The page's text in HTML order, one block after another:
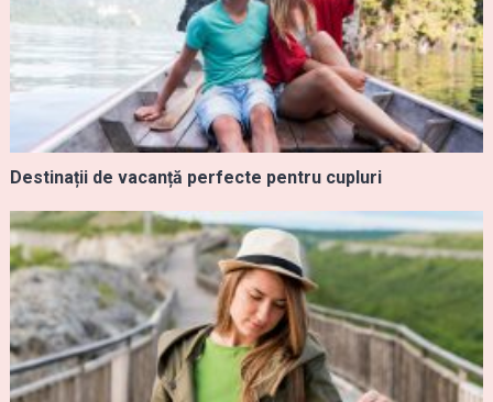
Destinații de vacanță perfecte pentru cupluri